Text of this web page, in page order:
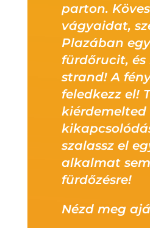
parton.
vágyaidat,
Plazában
fürdőrucit, és
strand! A
feledkezz el!
kiérdemelted
szalassz el
alkalmat
fürdőzésre!
Nézd meg